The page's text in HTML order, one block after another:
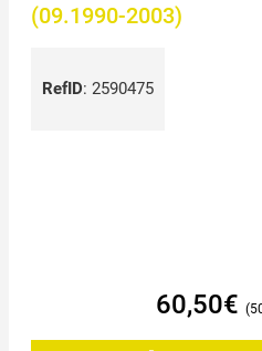
(09.1990-2003)
RefID: 2590475
60,50€